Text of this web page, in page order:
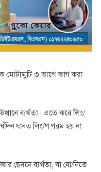
মোটামুটি ৩ ভাগে ভাগ করা
ব্যর্থতা। এতে করে লিং/
যাবত লিং/গ গরম হয় না
ছেদনে ব্যর্থতা, বা যো/নিতে